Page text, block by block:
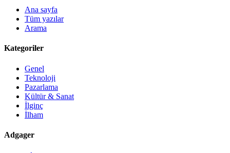
Ana sayfa
Tüm yazılar
Arama
Kategoriler
Genel
Teknoloji
Pazarlama
Kültür & Sanat
İlginç
İlham
Adgager